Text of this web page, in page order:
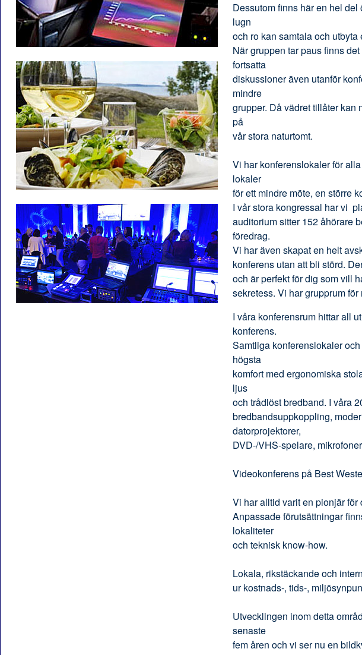
Dessutom finns här en hel
lugn
och ro kan samtala och utbyta
När gruppen tar paus finns
fortsatta
diskussioner även utanför
mindre
grupper. Då vädret tillåter kan
på
vår stora naturtomt.
Vi har konferenslokaler för
lokaler
för ett mindre möte, en större
I vår stora kongressal har vi
auditorium sitter 152 åhörare
föredrag.
Vi har även skapat en helt
konferens utan att bli störd.
och är perfekt för dig som vill
sekretess. Vi har grupprum
I våra konferensrum hittar all
konferens.
Samtliga konferenslokaler
högsta
komfort med ergonomiska
ljus
och trådlöst bredband. I våra
bredbandsuppkoppling,
datorprojektorer,
DVD-/VHS-spelare,
Videokonferens på Best
Vi har alltid varit en pionjär för
Anpassade förutsättningar
lokaliteter
och teknisk know-how.
Lokala, rikstäckande och
ur kostnads-, tids-,
Utvecklingen inom detta
senaste
fem åren och vi ser nu en